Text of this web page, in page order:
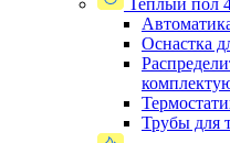
Теплый пол
Оснастка
Трубы для